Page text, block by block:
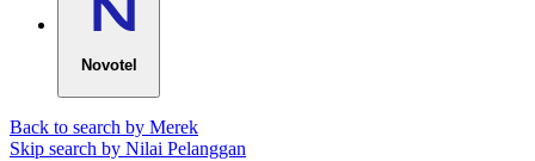
Novotel
Back to search by Merek
Skip search by Nilai Pelanggan